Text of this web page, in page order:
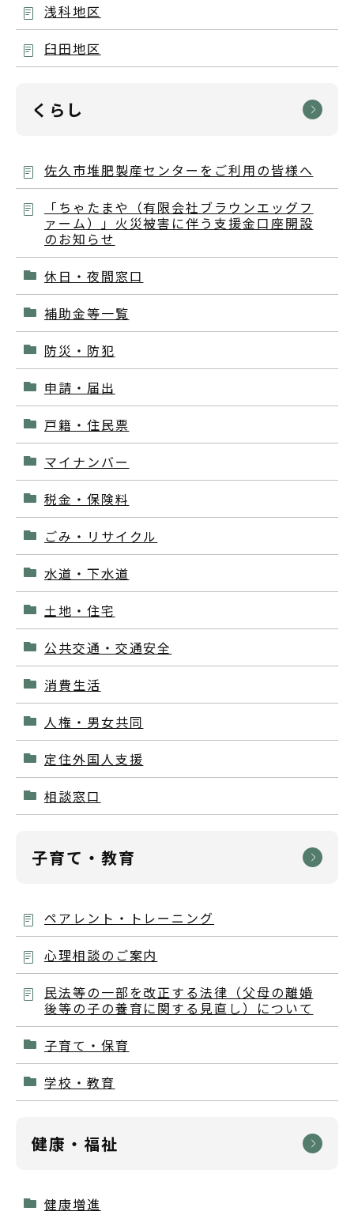
浅科地区
臼田地区
くらし
佐久市堆肥製産センターをご利用の皆様へ
「ちゃたまや（有限会社ブラウンエッグフ
ァーム）」火災被害に伴う支援金口座開設
のお知らせ
休日・夜間窓口
補助金等一覧
防災・防犯
申請・届出
戸籍・住民票
マイナンバー
税金・保険料
ごみ・リサイクル
水道・下水道
土地・住宅
公共交通・交通安全
消費生活
人権・男女共同
定住外国人支援
相談窓口
子育て・教育
ペアレント・トレーニング
心理相談のご案内
民法等の一部を改正する法律（父母の離婚
後等の子の養育に関する見直し）について
子育て・保育
学校・教育
健康・福祉
健康増進